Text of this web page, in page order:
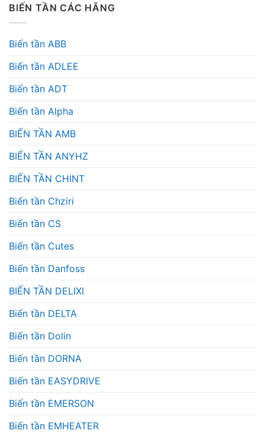
BIẾN TẦN CÁC HÃNG
Biến tần ABB
Biến tần ADLEE
Biến tần ADT
Biến tần Alpha
BIẾN TẦN AMB
BIẾN TẦN ANYHZ
BIẾN TẦN CHINT
Biến tần Chziri
Biến tần CS
Biến tần Cutes
Biến tần Danfoss
BIẾN TẦN DELIXI
Biến tần DELTA
Biến tần Dolin
Biến tần DORNA
Biến tần EASYDRIVE
Biến tần EMERSON
Biến tần EMHEATER